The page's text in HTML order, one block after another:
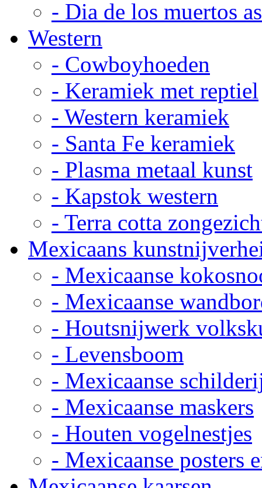
- Dia de los muertos
Western
- Cowboyhoeden
- Keramiek met reptiel
- Western keramiek
- Santa Fe keramiek
- Plasma metaal kunst
- Kapstok western
- Terra cotta
Mexicaans
- Mexicaanse
- Mexicaanse
- Houtsnijwerk
- Levensboom
- Mexicaanse
- Mexicaanse maskers
- Houten vogelnestjes
- Mexicaanse posters